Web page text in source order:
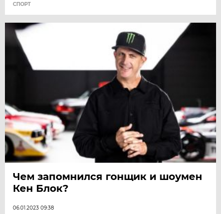
СПОРТ
Чем запомнился гонщик и шоумен
Кен Блок?
06.01.2023 09:38